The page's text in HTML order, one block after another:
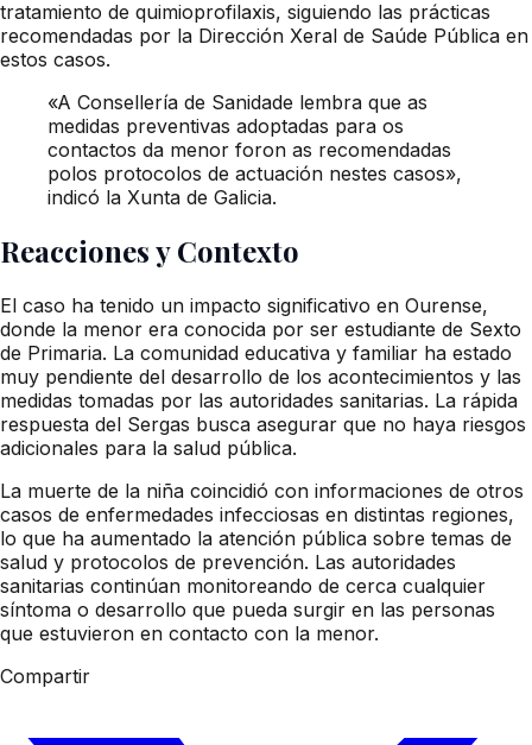
tratamiento de quimioprofilaxis, siguiendo las prácticas
recomendadas por la Dirección Xeral de Saúde Pública en
estos casos.
«A Consellería de Sanidade lembra que as
medidas preventivas adoptadas para os
contactos da menor foron as recomendadas
polos protocolos de actuación nestes casos»,
indicó la Xunta de Galicia.
Reacciones y Contexto
El caso ha tenido un impacto significativo en Ourense,
donde la menor era conocida por ser estudiante de Sexto
de Primaria. La comunidad educativa y familiar ha estado
muy pendiente del desarrollo de los acontecimientos y las
medidas tomadas por las autoridades sanitarias. La rápida
respuesta del Sergas busca asegurar que no haya riesgos
adicionales para la salud pública.
La muerte de la niña coincidió con informaciones de otros
casos de enfermedades infecciosas en distintas regiones,
lo que ha aumentado la atención pública sobre temas de
salud y protocolos de prevención. Las autoridades
sanitarias continúan monitoreando de cerca cualquier
síntoma o desarrollo que pueda surgir en las personas
que estuvieron en contacto con la menor.
Compartir